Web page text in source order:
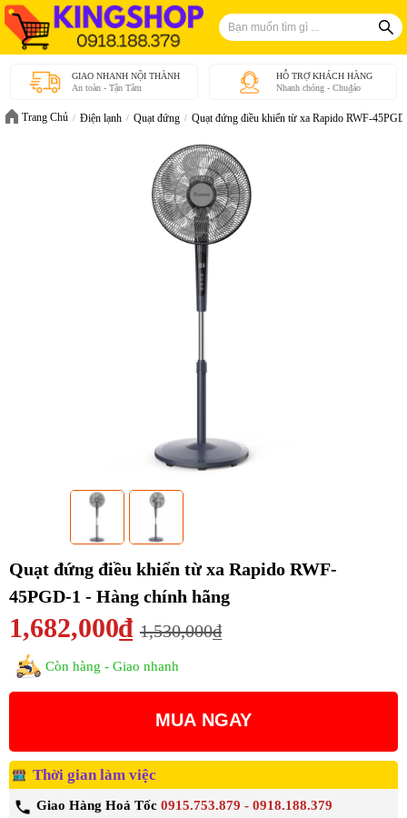
GIAO NHANH NỘI THÀNH
An toàn - Tận Tâm
HỖ TRỢ KHÁCH HÀNG
Nhanh chóng - Chu₫áo
Trang Chủ Điện lạnh Quạt đứng Quạt đứng điều khiển từ xa Rapido RWF-
Quạt đứng điều khiển từ xa Rapido RWF-
45PGD-1 - Hàng chính hãng
1,682,000₫ 1,530,000₫
Còn hàng - Giao nhanh
MUA NGAY
Thời gian làm việc
Giao Hàng Hoả Tốc 0915.753.879 - 0918.188.379